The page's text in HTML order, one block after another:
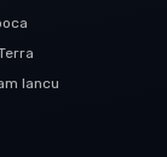
Iancu